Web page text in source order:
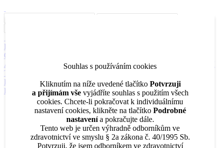
Kariérní poradenství
O nás
AKADEMIE
DENTAL BAZAR DENTAL JOBS
TV
DentalJobs.czmenu search
Přihlásit
Inzerce
Pro inzerenty
Upozornění na nové pozice
Kariérní poradenství
Souhlas s používáním cookies
Kliknutím na níže uvedené tlačítko Potvrzuji
a přijímám vše vyjádříte souhlas s použitím všech
cookies. Chcete-li pokračovat k individuálnímu
nastavení cookies, klikněte na tlačítkoPodrobné
nastavenía pokračujte dále.
Tento web je určen výhradně odborníkům ve
zdravotnictví ve smyslu § 2a zákona č. 40/1995 Sb.
Potvrzuji, že jsem odborníkem ve zdravotnictví